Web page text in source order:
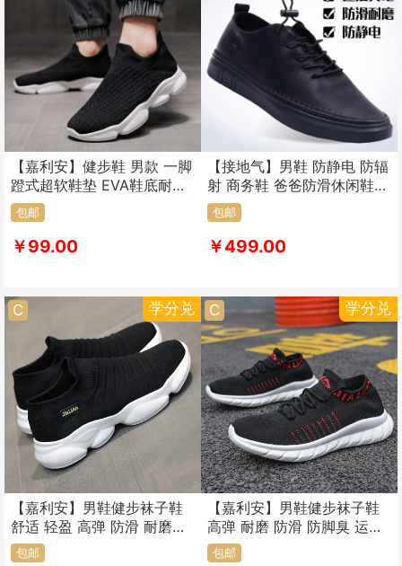
【嘉利安】健步鞋 男款 一脚
蹬式超软鞋垫 EVA鞋底耐磨
防滑 休闲鞋 男鞋
包邮
￥99.00
【接地气】男鞋 防静电 防辐
射 商务鞋 爸爸防滑休闲鞋
中老年板鞋W款
包邮
￥499.00
C 学分兑
【嘉利安】男鞋健步袜子鞋
舒适 轻盈 高弹 防滑 耐磨
183款
包邮
C 学分兑
【嘉利安】男鞋健步袜子鞋
高弹 耐磨 防滑 防脚臭 运动
休闲 191款
包邮